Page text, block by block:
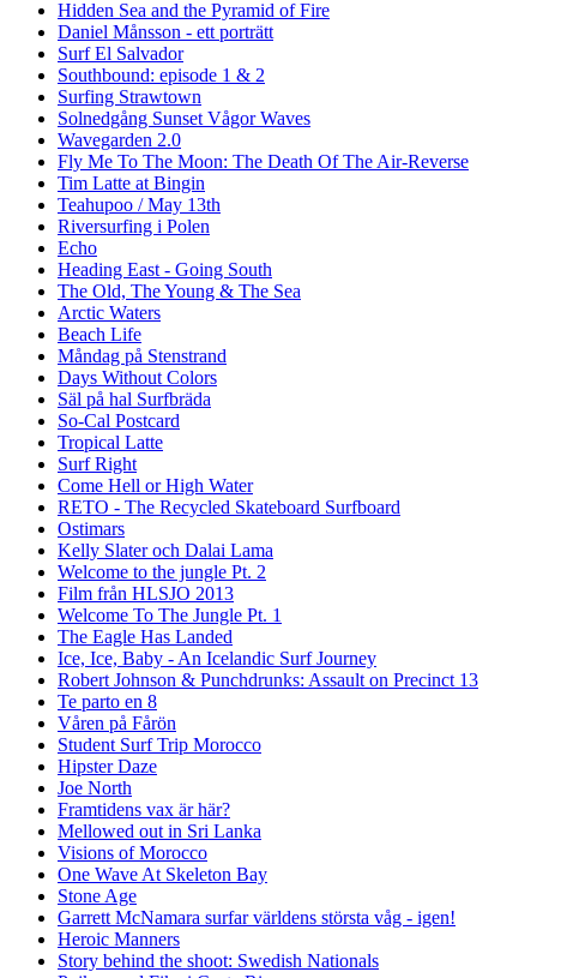
Hidden Sea and the Pyramid of Fire
Daniel Månsson - ett porträtt
Surf El Salvador
Southbound: episode 1 & 2
Surfing Strawtown
Solnedgång Sunset Vågor Waves
Wavegarden 2.0
Fly Me To The Moon: The Death Of The Air-Reverse
Tim Latte at Bingin
Teahupoo / May 13th
Riversurfing i Polen
Echo
Heading East - Going South
The Old, The Young & The Sea
Arctic Waters
Beach Life
Måndag på Stenstrand
Days Without Colors
Säl på hal Surfbräda
So-Cal Postcard
Tropical Latte
Surf Right
Come Hell or High Water
RETO - The Recycled Skateboard Surfboard
Ostimars
Kelly Slater och Dalai Lama
Welcome to the jungle Pt. 2
Film från HLSJO 2013
Welcome To The Jungle Pt. 1
The Eagle Has Landed
Ice, Ice, Baby - An Icelandic Surf Journey
Robert Johnson & Punchdrunks: Assault on Precinct 13
Te parto en 8
Våren på Fårön
Student Surf Trip Morocco
Hipster Daze
Joe North
Framtidens vax är här?
Mellowed out in Sri Lanka
Visions of Morocco
One Wave At Skeleton Bay
Stone Age
Garrett McNamara surfar världens största våg - igen!
Heroic Manners
Story behind the shoot: Swedish Nationals